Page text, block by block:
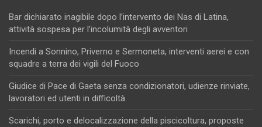
Bar dichiarato inagibile dopo l’intervento dei Nas di Latina,
attività sospesa per l’incolumità degli avventori
Incendi a Sonnino, Priverno e Sermoneta, interventi aerei e con
squadre a terra dei vigili del Fuoco
Giudice di Pace di Gaeta senza condizionatori, udienze rinviate,
lavoratori ed utenti in difficoltà
Scarichi, porto e delocalizzazione della piscicoltura, proposte